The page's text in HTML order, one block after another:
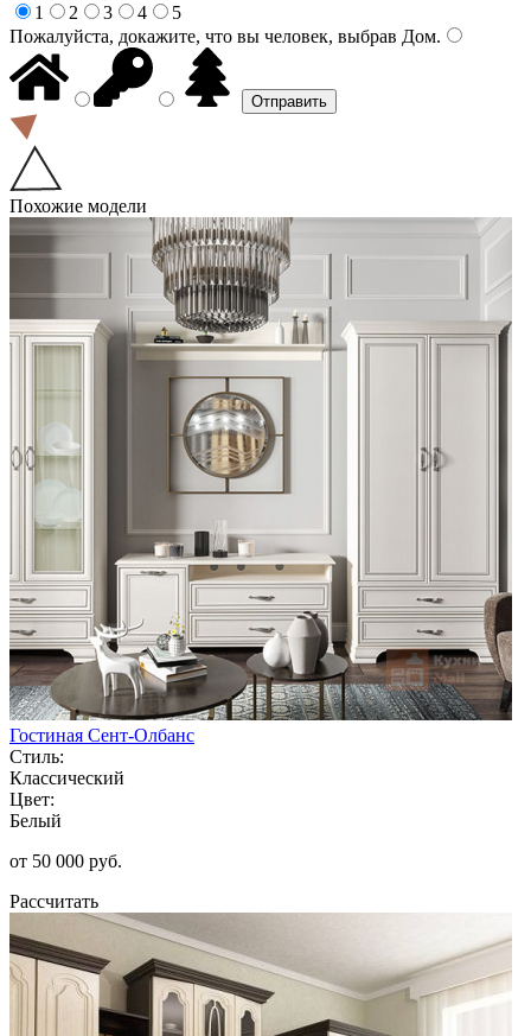
1
2 3 4
5
Пожалуйста, докажите, что вы человек, выбрав Дом.
Похожие модели
Гостиная Сент-Олбанс
Стиль:
Классический
Цвет:
Белый
от 50 000 руб.
Рассчитать